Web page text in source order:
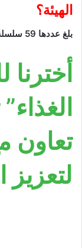
الهيئة؟
بلغ عددها 59 سلسلة تجارية تضم 2230 فرعًا.
تعاون
لتعزيز